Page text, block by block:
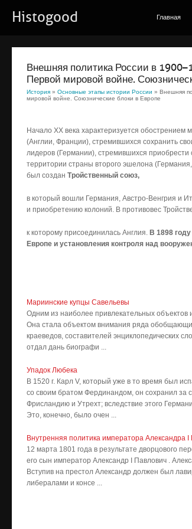
Histogood Главная
Внешняя политика России в
Первой мировой войне.
История » Основные этапы истории России » Внешняя
мировой войне. Союзнические блоки в Европе
Начало ХХ века характеризуется
(Англии, Франции), стремившихся сохранить
лидеров (Германии), стремившихся
территории страны второго эшелона
был создан Тройственный союз,
в который вошли Германия, Австро-Венгрия и
и приобретению колоний. В противовес
к которому присоединилась Англия. В 1898
Европе и установления контроля над
Мариинские купцы Савельевы
Одним из наиболее привлекательных объектов
Она стала объектом внимания ряда
краеведов, составителей энциклопедических
отдал дань биографи ...
Упадок Любека
В 1520 г. Карл V, который уже в то время был
со своим братом Фердинандом, он сохранил
Фрисландию и Утрехт; вследствие этого
Это, конечно, было очен ...
Внутренняя политика императора Александра
12 марта 1801 года в результате дворцового
его сын император Александр I Павлович .
Вступив на престол Александр должен был
либералами и консе ...